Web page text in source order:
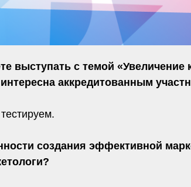
выступать с темой
аккредитованным
создания эффективной